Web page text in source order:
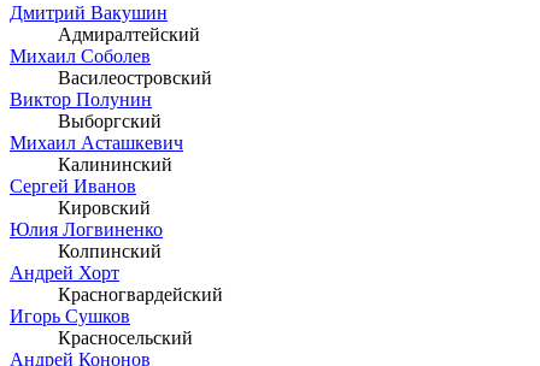
Дмитрий Вакушин
Адмиралтейский
Михаил Соболев
Василеостровский
Виктор Полунин
Выборгский
Михаил Асташкевич
Калининский
Сергей Иванов
Кировский
Юлия Логвиненко
Колпинский
Андрей Хорт
Красногвардейский
Игорь Сушков
Красносельский
Андрей Кононов